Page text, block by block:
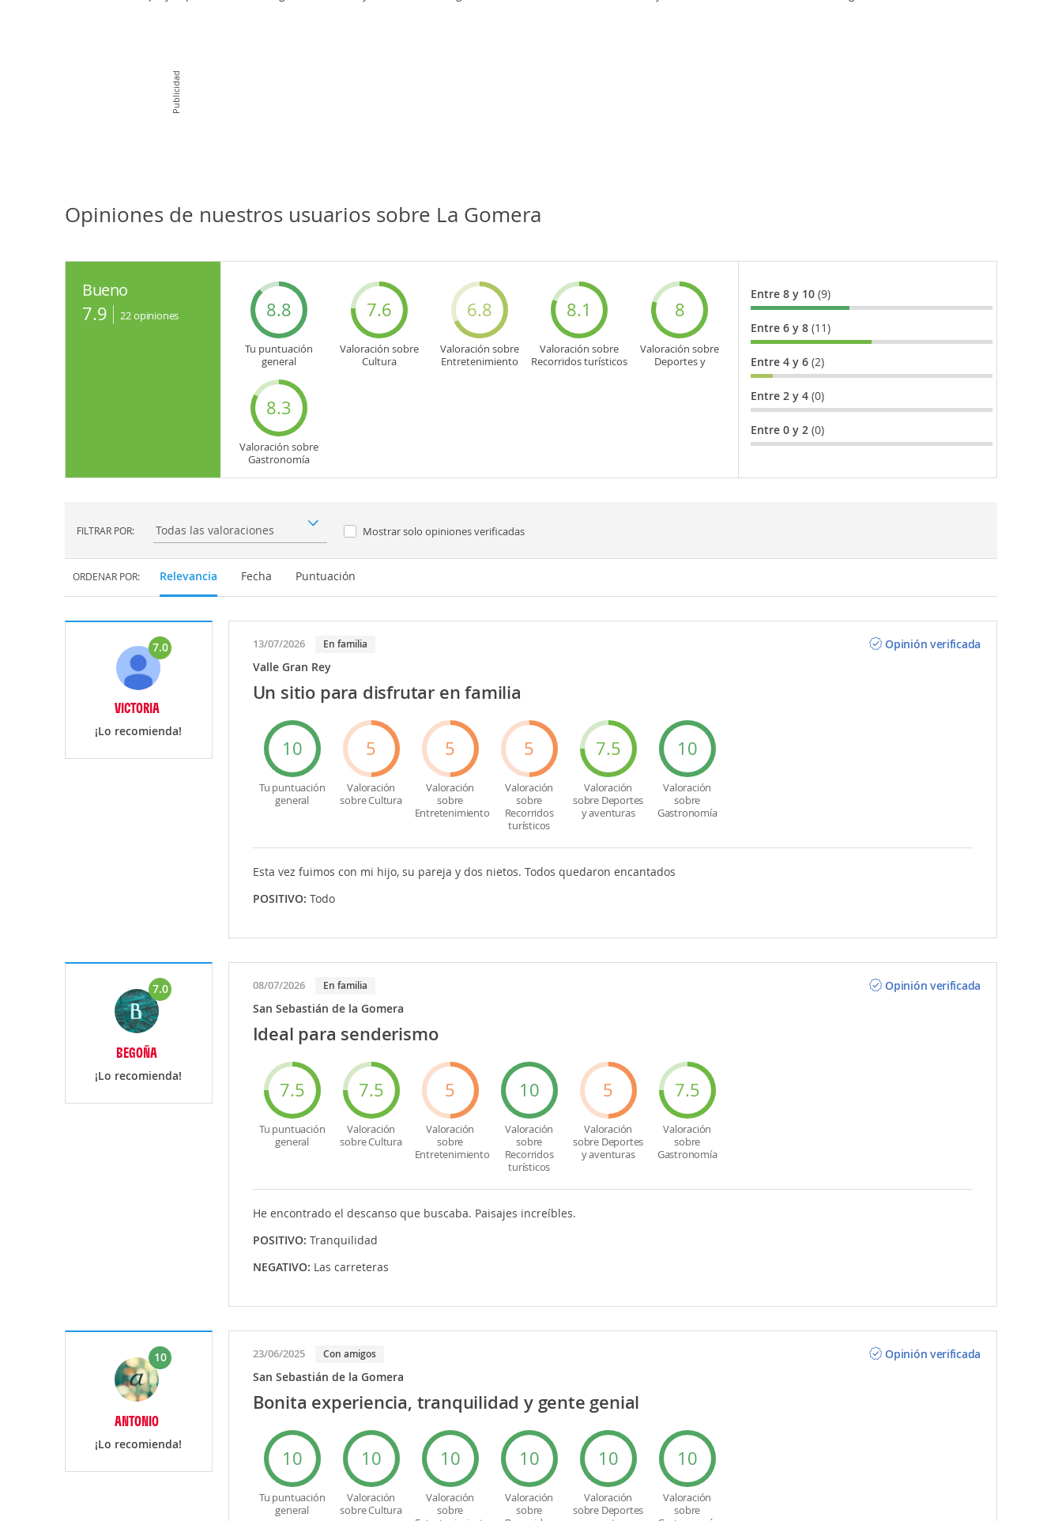
Publicidad
Opiniones de nuestros usuarios sobre La Gomera
Bueno
7.9 22opiniones 8.8
Tu puntuación
general
7.6
Valoración sobre
Cultura
6.8
Valoración sobre
Entretenimiento
8.1
Valoración sobre
Recorridos turísticos
8
Valoración sobre
Deportes y
8.3
Valoración sobre
Gastronomía
Entre 8 y 10 (9)
Entre 6 y 8 (11)
Entre 4 y 6 (2)
Entre 2 y 4 (0)
Entre 0 y 2 (0)
FILTRAR POR: Filtrar por: Mostrar solo opiniones verificadas
ORDENAR POR: Relevancia Fecha Puntuación
7.0
VICTORIA
¡Lo recomienda!
13/07/2026 En familia
Opinión verificada
Valle Gran Rey
Un sitio para disfrutar en familia
10
Tu puntuación
general
5
Valoración
sobre Cultura
5
Valoración
sobre
Entretenimiento
5
Valoración
sobre
Recorridos
turísticos
7.5
Valoración
sobre Deportes
y aventuras
10
Valoración
sobre
Gastronomía
Esta vez fuimos con mi hijo, su pareja y dos nietos. Todos quedaron encantados
POSITIVO: Todo
7.0
BEGOÑA
¡Lo recomienda!
08/07/2026 En familia
Opinión verificada
San Sebastián de la Gomera
Ideal para senderismo
7.5
Tu puntuación
general
7.5
Valoración
sobre Cultura
5
Valoración
sobre
Entretenimiento
10
Valoración
sobre
Recorridos
turísticos
5
Valoración
sobre Deportes
y aventuras
7.5
Valoración
sobre
Gastronomía
He encontrado el descanso que buscaba. Paisajes increíbles.
POSITIVO: Tranquilidad
NEGATIVO: Las carreteras
10
ANTONIO
¡Lo recomienda!
23/06/2025 Con amigos
Opinión verificada
San Sebastián de la Gomera
Bonita experiencia, tranquilidad y gente genial
10
Tu puntuación
general
10
Valoración
sobre Cultura
10
Valoración
sobre
10
Valoración
sobre
10
Valoración
sobre Deportes
10
Valoración
sobre